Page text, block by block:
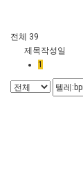
전체 39
제목작성일
1